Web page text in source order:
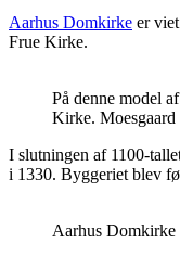
Aarhus Domkirke er
Frue Kirke.
På denne model
Kirke. Moesgaard
I slutningen af 1100-
i 1330. Byggeriet blev
Aarhus Domkirke